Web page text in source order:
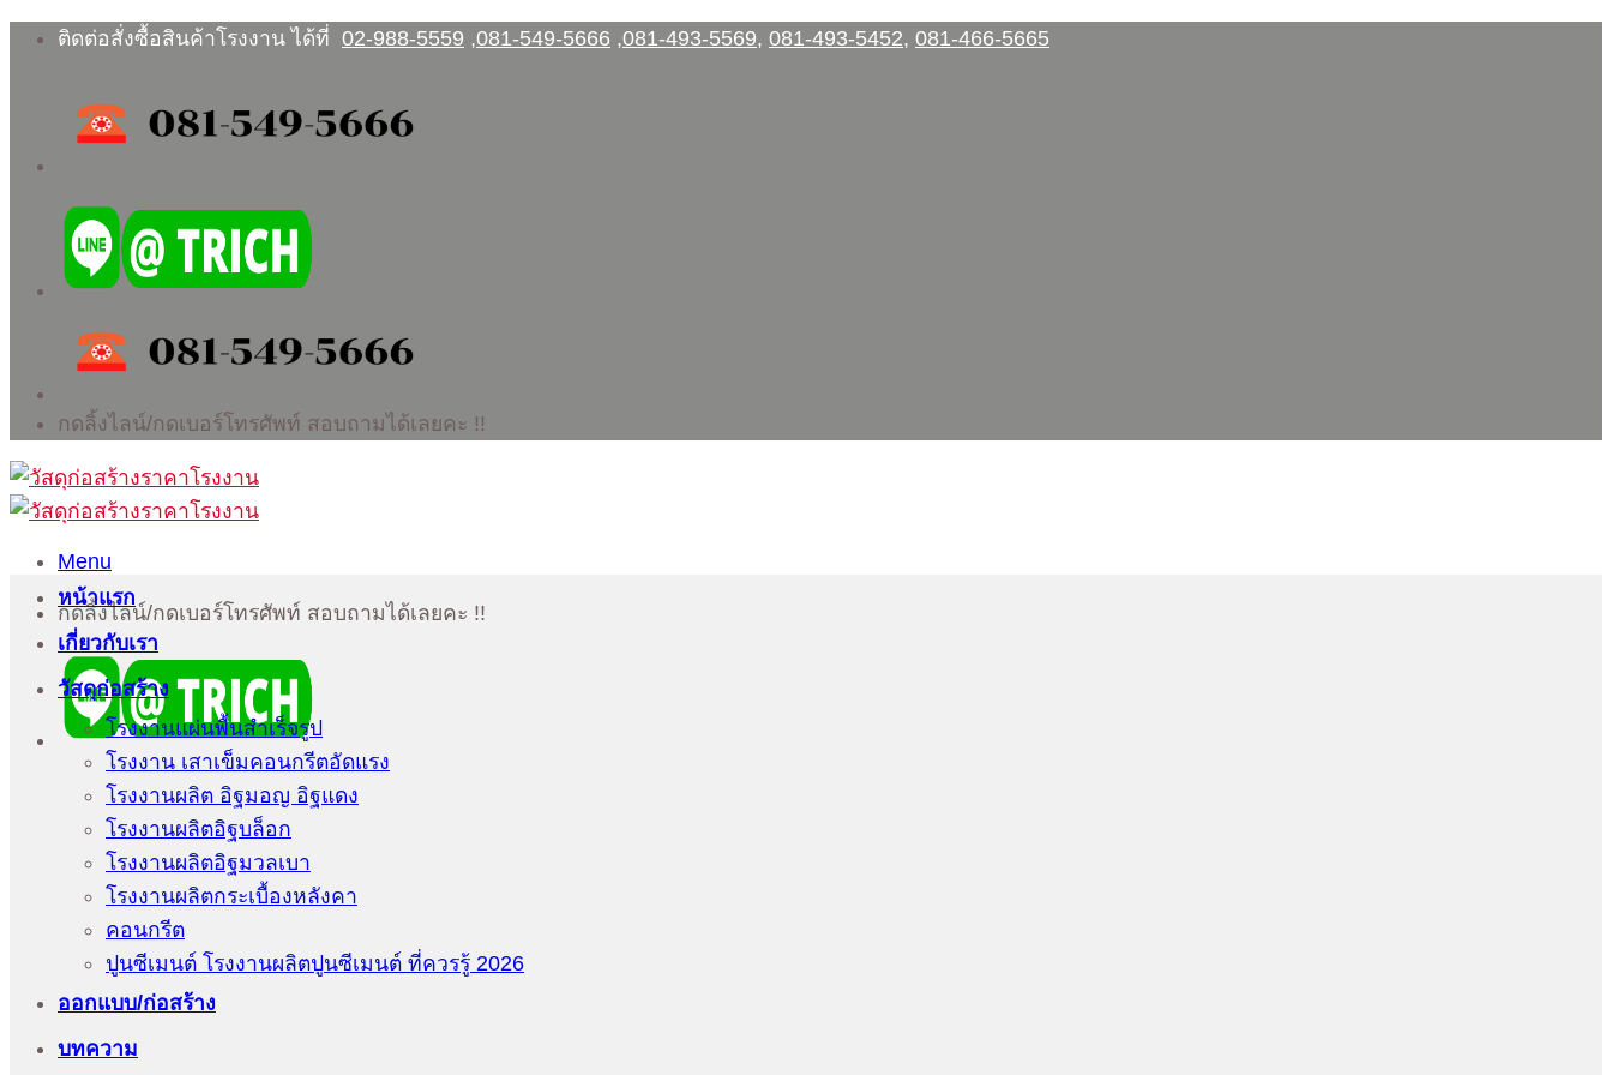
Skip
ติดต่อสั่งซื้อสินค้าโรงงาน ได้ที่ 02-988-5559 ,081-549-5666 ,081-493-5569, 081-493-5452, 081-466-5665
กดลิ้งไลน์/กดเบอร์โทรศัพท์ สอบถามได้เลยคะ !!
Menu
กดลิ้งไลน์/กดเบอร์โทรศัพท์ สอบถามได้เลยคะ !!
หน้าแรก
เกี่ยวกับเรา
วัสดุก่อสร้าง
โรงงานแผ่นพื้นสำเร็จรูป
โรงงาน เสาเข็มคอนกรีตอัดแรง
โรงงานผลิต อิฐมอญ อิฐแดง
โรงงานผลิตอิฐบล็อก
โรงงานผลิตอิฐมวลเบา
โรงงานผลิตกระเบื้องหลังคา
คอนกรีต
ปูนซีเมนต์ โรงงานผลิตปูนซีเมนต์ ที่ควรรู้ 2026
ออกแบบ/ก่อสร้าง
บทความ